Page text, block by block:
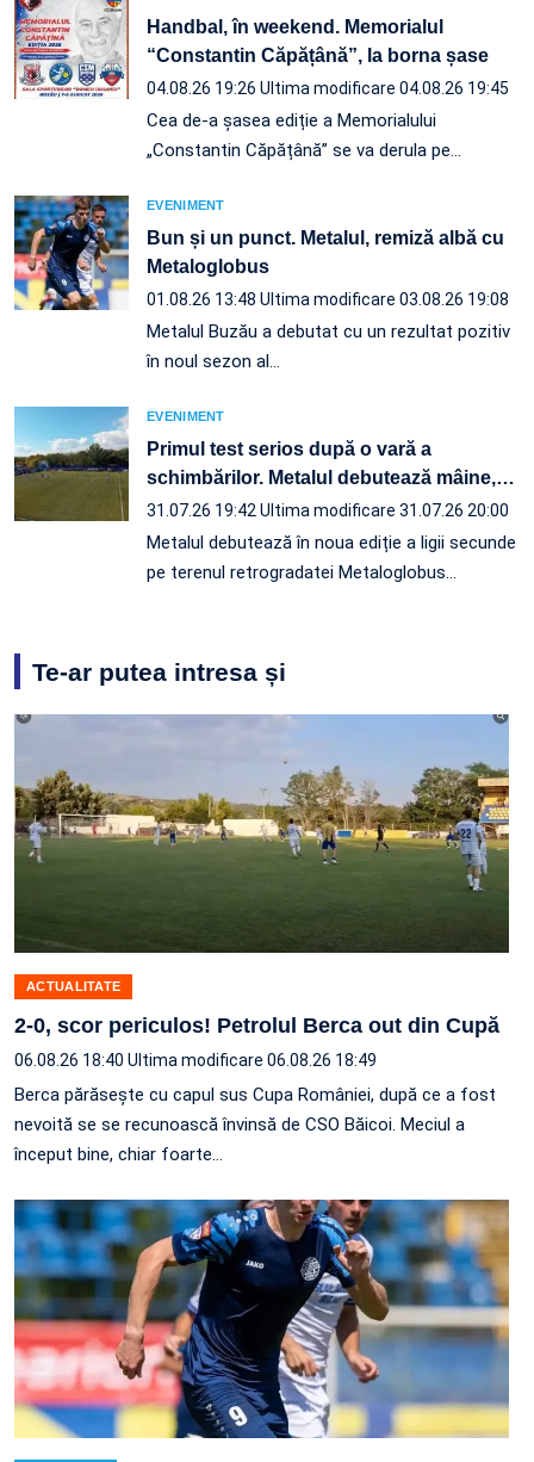
Handbal, în weekend. Memorialul
“Constantin Căpățână”, la borna șase
04.08.26 19:26 Ultima modificare 04.08.26 19:45
Cea de-a șasea ediție a Memorialului
„Constantin Căpățână” se va derula pe…
EVENIMENT
Bun și un punct. Metalul, remiză albă cu
Metaloglobus
01.08.26 13:48 Ultima modificare 03.08.26 19:08
Metalul Buzău a debutat cu un rezultat pozitiv
în noul sezon al…
EVENIMENT
Primul test serios după o vară a
schimbărilor. Metalul debutează mâine,…
31.07.26 19:42 Ultima modificare 31.07.26 20:00
Metalul debutează în noua ediție a ligii secunde
pe terenul retrogradatei Metaloglobus…
Te-ar putea intresa și
ACTUALITATE
2-0, scor periculos! Petrolul Berca out din Cupă
06.08.26 18:40 Ultima modificare 06.08.26 18:49
Berca părăsește cu capul sus Cupa României, după ce a fost
nevoită se se recunoască învinsă de CSO Băicoi. Meciul a
început bine, chiar foarte…